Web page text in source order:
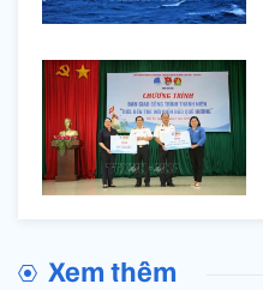
Xem thêm